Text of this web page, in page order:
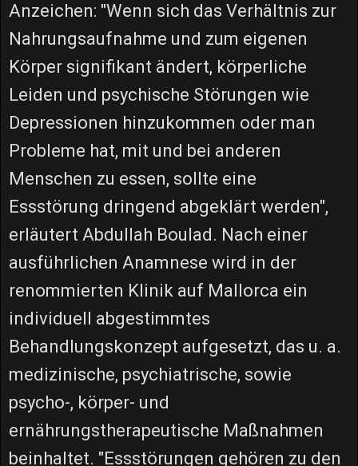
Anzeichen: "Wenn sich das Verhältnis zur
Nahrungsaufnahme und zum eigenen
Körper signifikant ändert, körperliche
Leiden und psychische Störungen wie
Depressionen hinzukommen oder man
Probleme hat, mit und bei anderen
Menschen zu essen, sollte eine
Essstörung dringend abgeklärt werden",
erläutert Abdullah Boulad. Nach einer
ausführlichen Anamnese wird in der
renommierten Klinik auf Mallorca ein
individuell abgestimmtes
Behandlungskonzept aufgesetzt, das u. a.
medizinische, psychiatrische, sowie
psycho-, körper- und
ernährungstherapeutische Maßnahmen
beinhaltet. "Essstörungen gehören zu den